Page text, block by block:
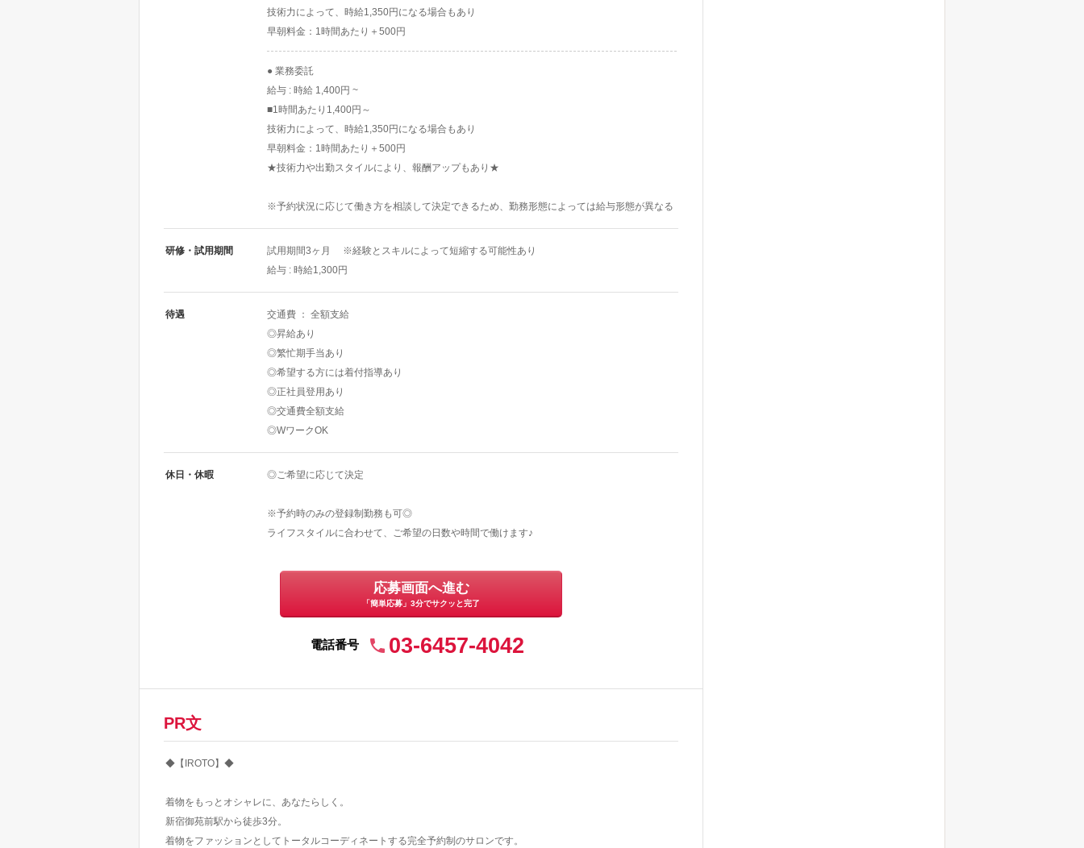
技術力によって、時給1,350円になる場合もあり
早朝料金：1時間あたり＋500円
● 業務委託
給与 : 時給 1,400円 ~
■1時間あたり1,400円～
技術力によって、時給1,350円になる場合もあり
早朝料金：1時間あたり＋500円
★技術力や出勤スタイルにより、報酬アップもあり★
※予約状況に応じて働き方を相談して決定できるため、勤務形態によっては給与形態が異なる
研修・試用期間
試用期間3ヶ月 ※経験とスキルによって短縮する可能性あり
給与 : 時給1,300円
待遇
交通費 ： 全額支給
◎昇給あり
◎繁忙期手当あり
◎希望する方には着付指導あり
◎正社員登用あり
◎交通費全額支給
◎WワークOK
休日・休暇 ◎ご希望に応じて決定
※予約時のみの登録制勤務も可◎
ライフスタイルに合わせて、ご希望の日数や時間で働けます♪
応募画面へ進む
「簡単応募」3分でサクッと完了
電話番号 03-6457-4042
PR文
◆【IROTO】◆
着物をもっとオシャレに、あなたらしく。
新宿御苑前駅から徒歩3分。
着物をファッションとしてトータルコーディネートする完全予約制のサロンです。